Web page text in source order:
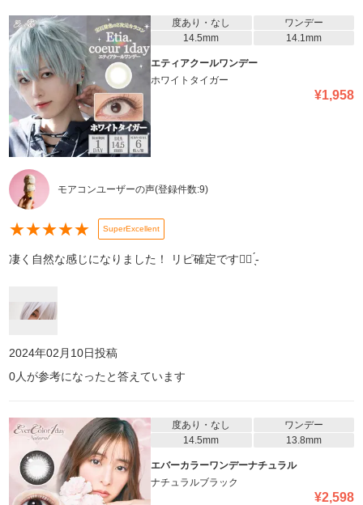
度あり・なし
ワンデー
14.5mm
14.1mm
エティアクールワンデー
ホワイトタイガー
¥1,958
モアコンユーザーの声(登録件数:9)
★★★★★ SuperExcellent
凄く自然な感じになりました！ リピ確定です︎👍🏻 ̖́-
2024年02月10日投稿
0人が参考になったと答えています
度あり・なし
ワンデー
14.5mm
13.8mm
エバーカラーワンデーナチュラル
ナチュラルブラック
¥2,598